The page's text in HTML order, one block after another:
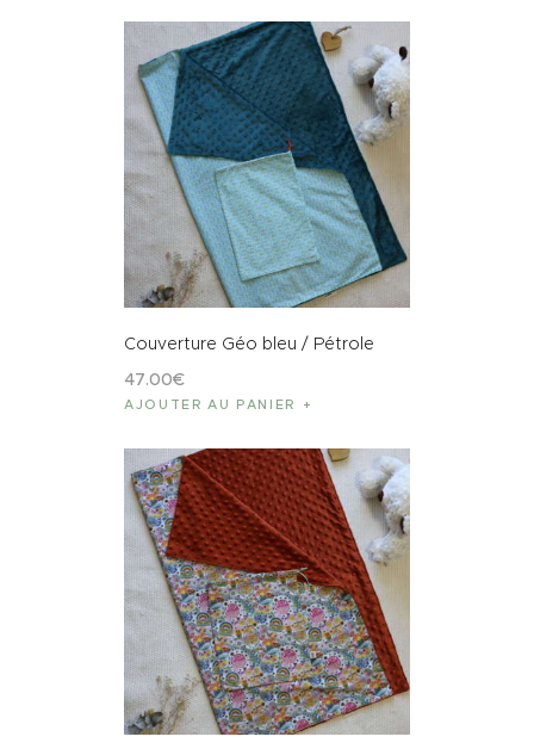
Couverture Géo bleu / Pétrole
47.00€
AJOUTER AU PANIER